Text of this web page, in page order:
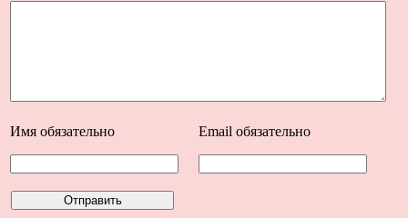
Имя обязательно Email обязательно